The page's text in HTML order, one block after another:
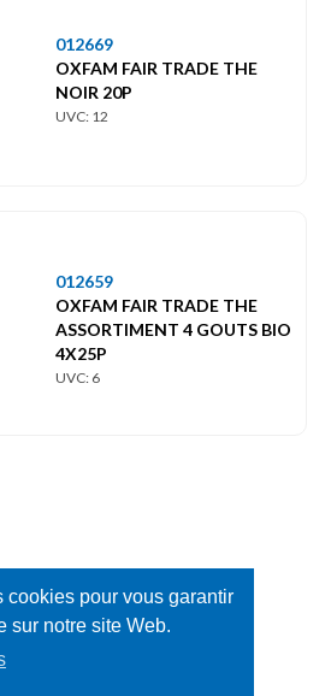
cookies pour vous garantir
sur notre site Web.
012669
OXFAM FAIR TRADE THE
NOIR 20P
UVC: 12
012659
OXFAM FAIR TRADE THE
ASSORTIMENT 4 GOUTS BIO
4X25P
UVC: 6